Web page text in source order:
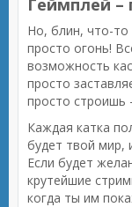
Геймплей –
Но, блин, что-то
просто огонь!
возможность
просто
просто строишь
Каждая катка
будет твой мир,
Если будет
крутейшие
когда ты им